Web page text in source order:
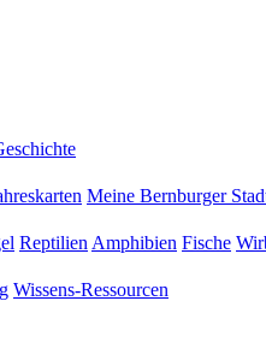
Meine Bernburger
Reptilien Amphibien Fische
Wissens-Ressourcen